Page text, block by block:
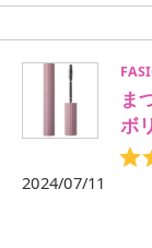
剤） さらに使いやすいと感じたのが「特殊ヘッド」。 直接頭皮
ったです◎ 美容成分※2 やレチノール※3 配合で、スキンケアの
ような感覚で頭
日々のケアに取り入
成分として配合 ※3
さと使い心地の
ま
ボ
2024/07/11